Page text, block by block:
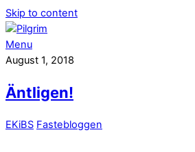
Skip to content
Menu
August 1, 2018
Äntligen!
EKiBS Fastebloggen